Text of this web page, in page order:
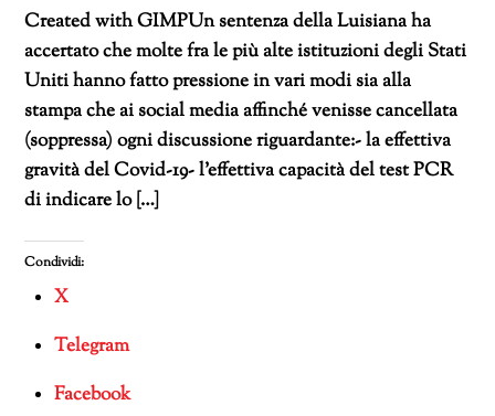
Created with GIMPUn sentenza della Luisiana ha
accertato che molte fra le più alte istituzioni degli Stati
Uniti hanno fatto pressione in vari modi sia alla
stampa che ai social media affinché venisse cancellata
(soppressa) ogni discussione riguardante:- la effettiva
gravità del Covid-19- l’effettiva capacità del test PCR
di indicare lo […]
Condividi:
X
Telegram
Facebook